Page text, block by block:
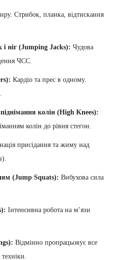
Стрибок, планка, відтискання
ніг (Jumping Jacks): Чудова
ЧСС.
Кардіо та прес в одному.
колін (High Knees):
колін до рівня стегон.
присідання та жиму над
(Jump Squats): Вибухова сила
Інтенсивна робота на м’язи
Відмінно пропрацьовує все